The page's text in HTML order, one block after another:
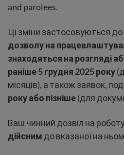
and parolees.
Ці зміни застосовуються до
дозволу на
знаходяться на розгляді
раніше 5 грудня 2025 року
місяців), а також заявок,
року або пізніше(для
Ваш чинний дозвіл на
дійсним до вказаної на